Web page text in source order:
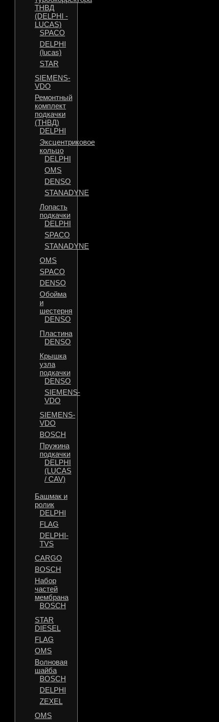
ТНВД
(DELPHI -
LUCAS)
SPACO
DELPHI
(lucas)
STAR
SIEMENS-
VDO
Ремонтный
комплект
подкачки
(ТНВД)
DELPHI
Эксцентриковое
кольцо
DELPHI
OMS
DENSO
STANADYNE
Лопасть
подкачки
DELPHI
SPACO
STANADYNE
OMS
SPACO
DENSO
Обойма
и
шестерня
DENSO
Пластина
DENSO
Крышка
узла
подкачки
DENSO
SIEMENS-
VDO
SIEMENS-
VDO
BOSCH
Пружина
подкачки
DELPHI
(LUCAS
/ CAV)
Башмак и
ролик
DELPHI
FLAG
DELPHI-
TVS
CARGO
BOSCH
Набор
частей
мембрана
BOSCH
STAR
DIESEL
FLAG
OMS
Волновая
шайба
BOSCH
DELPHI
ZEXEL
OMS